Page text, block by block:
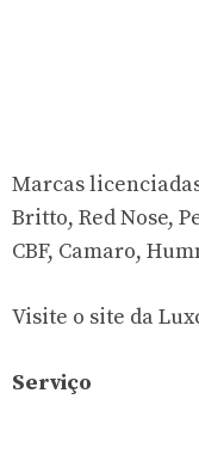
Marcas
Britto, Red Nose,
CBF, Camaro,
Visite o site da
Serviço